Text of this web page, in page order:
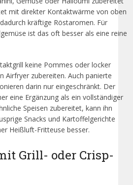
mit direkter Kontaktwärme von oben
kräftige Röstaromen. Für
ist das oft besser als eine reine
keine Pommes oder locker
Airfryer zubereiten. Auch panierte
darin nur eingeschränkt. Der
eine Ergänzung als ein vollständiger
Speisen zubereitet, kann ihn
Snacks und Kartoffelgerichte
Heißluft-Fritteuse besser.
Grill- oder Crisp-